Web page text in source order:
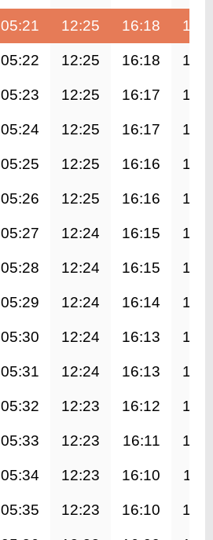
05:21 12:25 16:18
05:22 12:25 16:18
05:23 12:25 16:17
05:24 12:25 16:17
05:25 12:25 16:16
05:26 12:25 16:16
05:27 12:24 16:15
05:28 12:24 16:15
05:29 12:24 16:14
05:30 12:24 16:13
05:31 12:24 16:13
05:32 12:23 16:12
05:33 12:23 16:11
05:34 12:23 16:10
05:35 12:23 16:10